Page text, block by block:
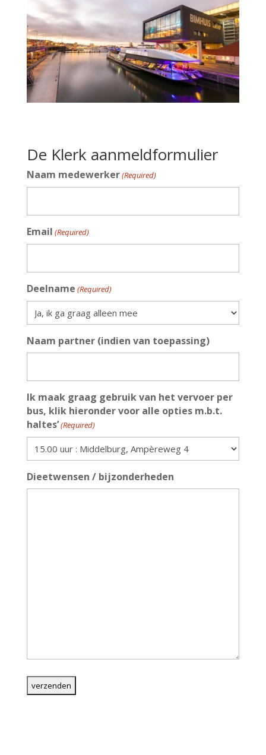
De Klerk aanmeldformulier
Naam medewerker(Required)
Email (Required)
Deelname (Required)
Naam partner (indien van toepassing)
Ik maak graag gebruik van het vervoer per
bus, klik hieronder voor alle opties m.b.t.
haltes’(Required)
Dieetwensen / bijzonderheden